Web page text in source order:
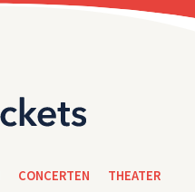
CONCERTEN
THEATER